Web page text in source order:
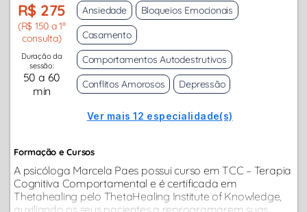
R$ 275
(R$ 150 a 1ª
consulta)
Duração da
sessão:
50 a 60
min
Ansiedade
Bloqueios Emocionais
Casamento
Comportamentos Autodestrutivos
Conflitos Amorosos
Depressão
Ver mais 12 especialidade(s)
Formação e Cursos
A psicóloga Marcela Paes possui curso em TCC – Terapia
Cognitiva Comportamental e é certificada em
Thetahealing pelo ThetaHealing Institute of Knowledge,